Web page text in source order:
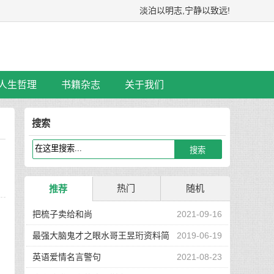
淡泊以明志,宁静以致远!
生哲理 书籍杂志 关于我们
搜索
推荐 热门 随机
2021-09-16
把梳子卖给和尚
2019-06-19
最强大脑鬼才之眼水哥王昱珩资料简
介 2021-08-23
英语爱情名言警句